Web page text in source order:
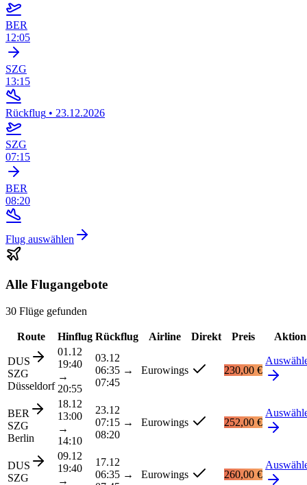
BER
12:05
SZG
13:15
Rückflug • 23.12.2026
SZG
07:15
BER
08:20
Flug auswählen
Alle Flugangebote
30 Flüge gefunden
Route Hinflug Rückflug Airline Direkt Preis Aktion
DUS
SZG
Düsseldorf
01.12
19:40
→
20:55
03.12
06:35 →
07:45
Eurowings 230,00 €
BER
SZG
Berlin
18.12
13:00
→
14:10
23.12
07:15 →
08:20
Eurowings 252,00 €
DUS
SZG
09.12
19:40
→
17.12
06:35 →
Eurowings 260,00 €